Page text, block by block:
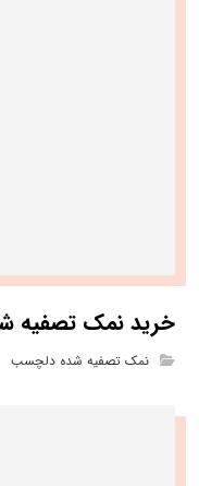
خرید نمک تصفیه
نمک تصفیه شده دلچسب